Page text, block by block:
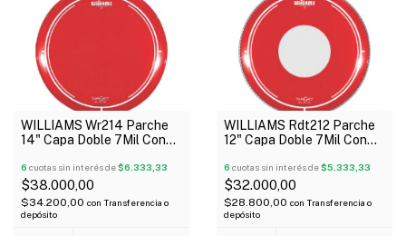
WILLIAMS Wr214 Parche
14" Capa Doble 7Mil Con
6 cuotas sin interés de$6.333,33
$38.000,00
$34.200,00 con Transferencia o
depósito
WILLIAMS Rdt212 Parche
12" Capa Doble 7Mil Con
Dot
6 cuotas sin interés de$5.333,33
$32.000,00
$28.800,00 con Transferencia o
depósito